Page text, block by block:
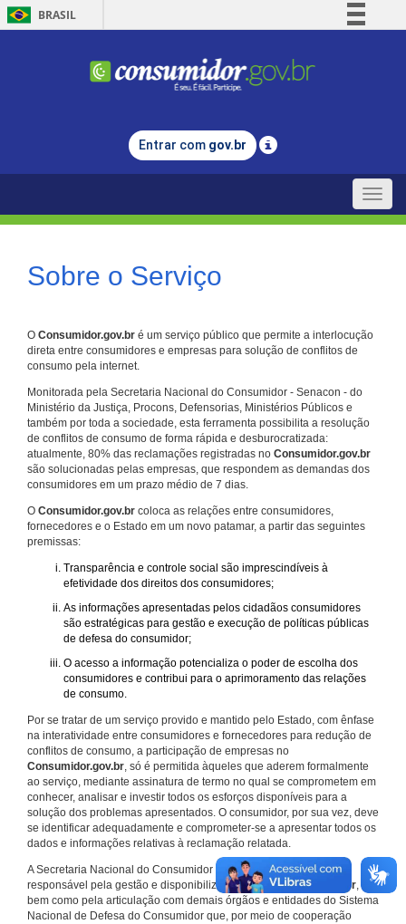
BRASIL
Comunica BR
Legislação
Entrar com gov.br
Toggle
Sobre o Serviço
O Consumidor.gov.br é um serviço público que permite a interlocução
direta entre consumidores e empresas para solução de conflitos de
consumo pela internet.
Monitorada pela Secretaria Nacional do Consumidor - Senacon - do
Ministério da Justiça, Procons, Defensorias, Ministérios Públicos e
também por toda a sociedade, esta ferramenta possibilita a resolução
de conflitos de consumo de forma rápida e desburocratizada:
atualmente, 80% das reclamações registradas no Consumidor.gov.br
são solucionadas pelas empresas, que respondem as demandas dos
consumidores em um prazo médio de 7 dias.
O Consumidor.gov.br coloca as relações entre consumidores,
fornecedores e o Estado em um novo patamar, a partir das seguintes
premissas:
Transparência e controle social são imprescindíveis à
efetividade dos direitos dos consumidores;
As informações apresentadas pelos cidadãos consumidores
são estratégicas para gestão e execução de políticas públicas
de defesa do consumidor;
O acesso a informação potencializa o poder de escolha dos
consumidores e contribui para o aprimoramento das relações
de consumo.
Por se tratar de um serviço provido e mantido pelo Estado, com ênfase
na interatividade entre consumidores e fornecedores para redução de
conflitos de consumo, a participação de empresas no
Consumidor.gov.br, só é permitida àqueles que aderem formalmente
ao serviço, mediante assinatura de termo no qual se comprometem em
conhecer, analisar e investir todos os esforços disponíveis para a
solução dos problemas apresentados. O consumidor, por sua vez, deve
se identificar adequadamente e comprometer-se a apresentar todos os
dados e informações relativas à reclamação relatada.
A Secretaria Nacional do Consumidor do Ministério da Justiça é a
responsável pela gestão e disponibilização doConsumidor.gov.br,
bem como pela articulação com demais órgãos e entidades do Sistema
Nacional de Defesa do Consumidor que, por meio de cooperação